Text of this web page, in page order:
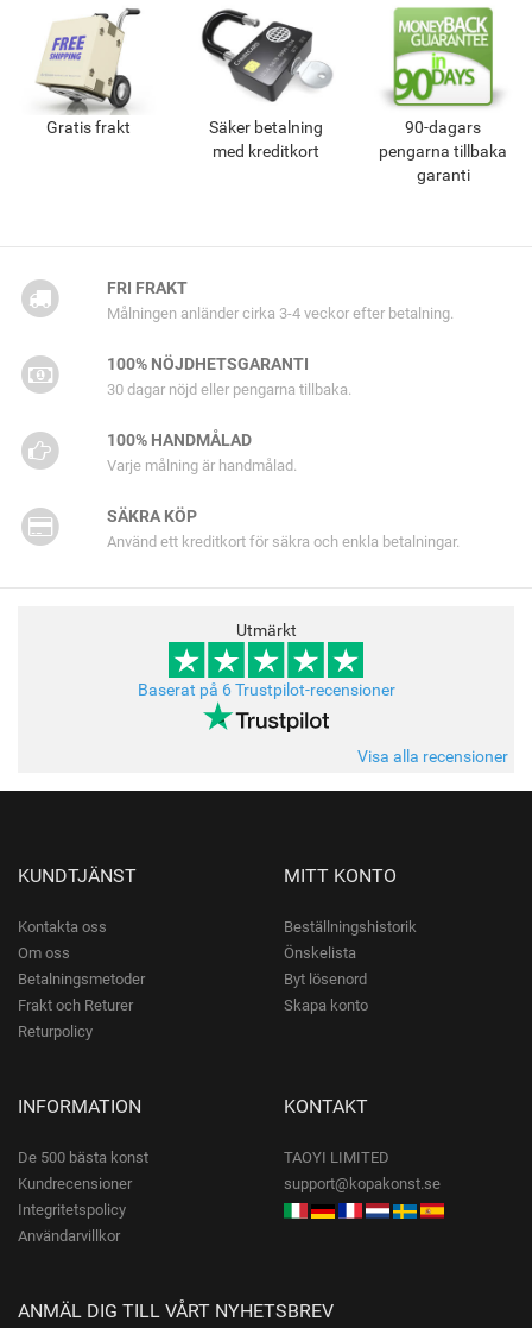
Gratis frakt
Säker betalning
med kreditkort
90-dagars
pengarna tillbaka
garanti
FRI FRAKT
Målningen anländer cirka 3-4 veckor efter betalning.
100% NÖJDHETSGARANTI
30 dagar nöjd eller pengarna tillbaka.
100% HANDMÅLAD
Varje målning är handmålad.
SÄKRA KÖP
Använd ett kreditkort för säkra och enkla betalningar.
Utmärkt
Baserat på 6 Trustpilot-recensioner
Visa alla recensioner
KUNDTJÄNST
Kontakta oss
Om oss
Betalningsmetoder
Frakt och Returer
Returpolicy
MITT KONTO
Beställningshistorik
Önskelista
Byt lösenord
Skapa konto
INFORMATION
De 500 bästa konst
Kundrecensioner
Integritetspolicy
Användarvillkor
KONTAKT
TAOYI LIMITED
support@kopakonst.se
ANMÄL DIG TILL VÅRT NYHETSBREV